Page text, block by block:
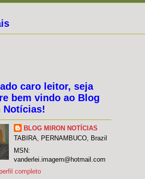
caro leitor, seja
bem vindo ao Blog
Notícias!
BLOG MIRON NOTÍCIAS
TABIRA, PERNAMBUCO, Brazil
MSN:
vanderlei.imagem@hotmail.com
completo